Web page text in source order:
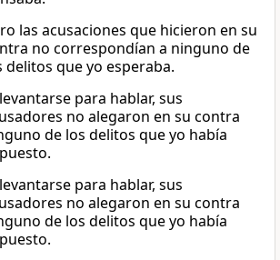
las acusaciones que hicieron en su
no correspondían a ninguno de
delitos que yo esperaba.
para hablar, sus
no alegaron en su contra
de los delitos que yo había
para hablar, sus
no alegaron en su contra
de los delitos que yo había